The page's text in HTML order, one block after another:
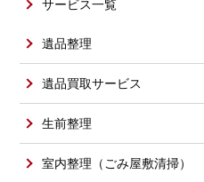
サービス一覧
遺品整理
遺品買取サービス
生前整理
室内整理（ごみ屋敷清掃）